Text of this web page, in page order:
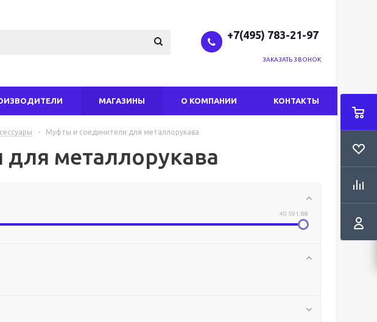
+7(495) 783-21-97
ЗАКАЗАТЬ ЗВОНОК
МАГАЗИНЫ О КОМПАНИИ КОНТАКТЫ
- Муфты и соединители для металлорукава
металлорукава
40 591.88